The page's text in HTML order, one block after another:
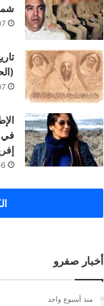
في
أخبار صفرو
منذ أسبوع واحد